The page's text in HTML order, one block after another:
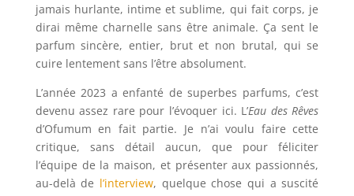
jamais hurlante, intime et sublime, qui fait corps, je
dirai même charnelle sans être animale. Ça sent le
parfum sincère, entier, brut et non brutal, qui se
cuire lentement sans l’être absolument.
L’année 2023 a enfanté de superbes parfums, c’est
devenu assez rare pour l’évoquer ici. L’Eau des Rêves
d’Ofumum en fait partie. Je n’ai voulu faire cette
critique, sans détail aucun, que pour féliciter
l’équipe de la maison, et présenter aux passionnés,
au-delà de l’interview, quelque chose qui a suscité